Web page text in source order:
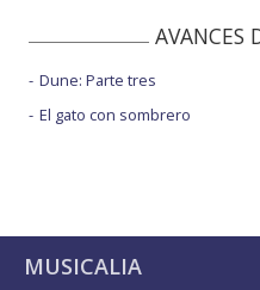
AVANCES
Dune: Parte tres
El gato con sombrero
MUSICALIA